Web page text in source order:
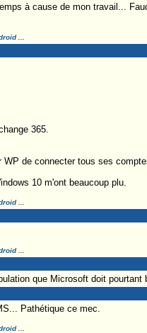
à cause de mon travail...
...
365.
de connecter tous ses
10 m'ont beaucoup plu.
...
...
que Microsoft doit pourtant
Pathétique ce mec.
...